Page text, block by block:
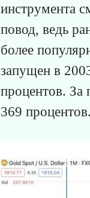
инструмента
повод, ведь
более
запущен в
процентов. За
369